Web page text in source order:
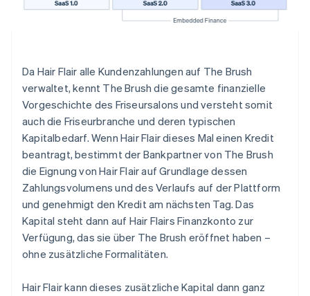
Da Hair Flair alle Kundenzahlungen auf The Brush
verwaltet, kennt The Brush die gesamte finanzielle
Vorgeschichte des Friseursalons und versteht somit
auch die Friseurbranche und deren typischen
Kapitalbedarf. Wenn Hair Flair dieses Mal einen Kredit
beantragt, bestimmt der Bankpartner von The Brush
die Eignung von Hair Flair auf Grundlage dessen
Zahlungsvolumens und des Verlaufs auf der Plattform
und genehmigt den Kredit am nächsten Tag. Das
Kapital steht dann auf Hair Flairs Finanzkonto zur
Verfügung, das sie über The Brush eröffnet haben –
ohne zusätzliche Formalitäten.
Hair Flair kann dieses zusätzliche Kapital dann ganz